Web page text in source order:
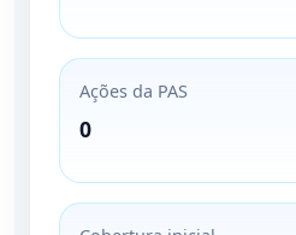
Ações da PAS
0